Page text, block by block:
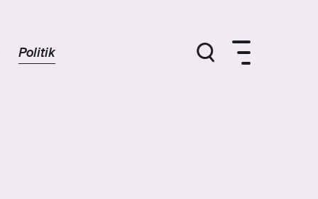
Politik